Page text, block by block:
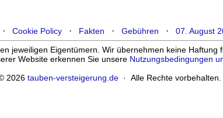
Cookie Policy· Fakten · Gebühren · 07. August
jeweiligen Eigentümern. Wir übernehmen keine Haftung
Website erkennen Sie unsere Nutzungsbedingungen
2026 tauben-versteigerung.de· Alle Rechte vorbehalten.